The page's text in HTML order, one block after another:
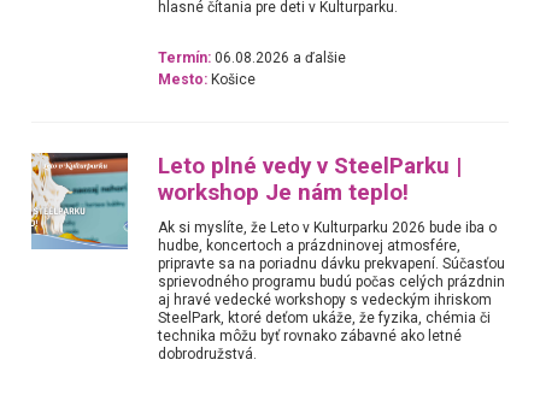
hlasné čítania pre deti v Kulturparku.
Termín: 06.08.2026 a ďalšie
Mesto: Košice
Leto plné vedy v SteelParku |
workshop Je nám teplo!
Ak si myslíte, že Leto v Kulturparku 2026 bude iba o
hudbe, koncertoch a prázdninovej atmosfére,
pripravte sa na poriadnu dávku prekvapení. Súčasťou
sprievodného programu budú počas celých prázdnin
aj hravé vedecké workshopy s vedeckým ihriskom
SteelPark, ktoré deťom ukáže, že fyzika, chémia či
technika môžu byť rovnako zábavné ako letné
dobrodružstvá.